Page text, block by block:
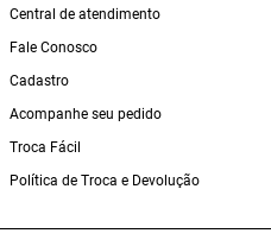
Central de atendimento
Fale Conosco
Cadastro
Acompanhe seu pedido
Troca Fácil
Política de Troca e Devolução